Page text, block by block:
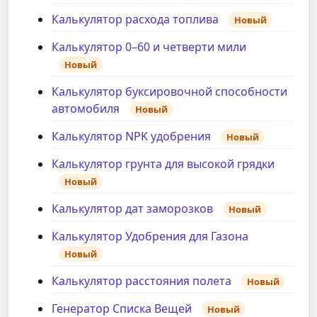
Калькулятор расхода топлива Новый
Калькулятор 0–60 и четверти мили
Новый
Калькулятор буксировочной способности
автомобиля
Новый
Калькулятор NPK удобрения Новый
Калькулятор грунта для высокой грядки
Новый
Калькулятор дат заморозков Новый
Калькулятор Удобрения для Газона
Новый
Калькулятор расстояния полета Новый
Генератор Списка Вещей Новый